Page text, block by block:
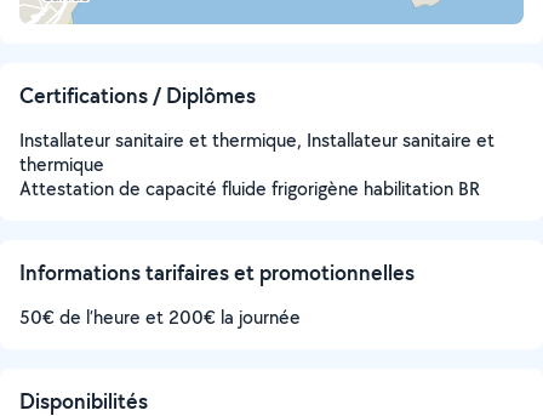
Certifications / Diplômes
Installateur sanitaire et thermique, Installateur sanitaire et
thermique
Attestation de capacité fluide frigorigène habilitation BR
Informations tarifaires et promotionnelles
50€ de l’heure et 200€ la journée
Disponibilités